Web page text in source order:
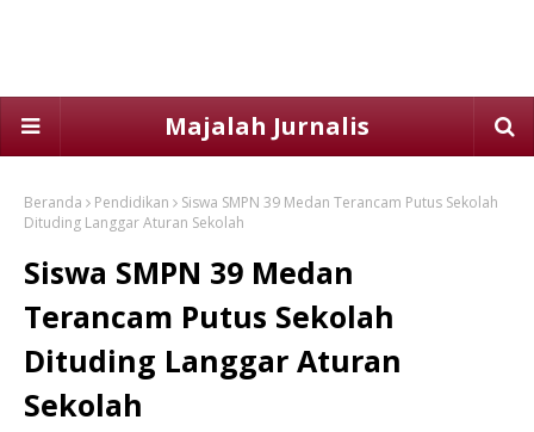
Majalah Jurnalis
Beranda Pendidikan
Siswa SMPN 39 Medan Terancam Putus Sekolah
Dituding Langgar Aturan Sekolah
Siswa SMPN 39 Medan
Terancam Putus Sekolah
Dituding Langgar Aturan
Sekolah